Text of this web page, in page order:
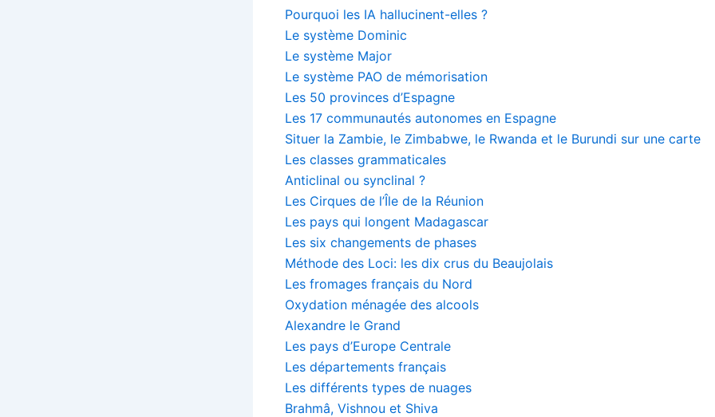
Pourquoi les IA hallucinent-elles ?
Le système Dominic
Le système Major
Le système PAO de mémorisation
Les 50 provinces d’Espagne
Les 17 communautés autonomes en Espagne
Situer la Zambie, le Zimbabwe, le Rwanda et le Burundi sur une carte
Les classes grammaticales
Anticlinal ou synclinal ?
Les Cirques de l’Île de la Réunion
Les pays qui longent Madagascar
Les six changements de phases
Méthode des Loci: les dix crus du Beaujolais
Les fromages français du Nord
Oxydation ménagée des alcools
Alexandre le Grand
Les pays d’Europe Centrale
Les départements français
Les différents types de nuages
Brahmâ, Vishnou et Shiva